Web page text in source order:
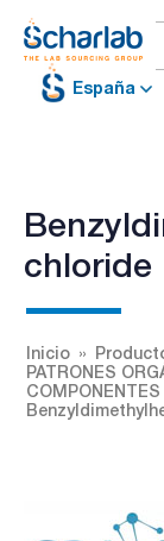
España
chloride
Inicio
PATRONES
COMPONENTES